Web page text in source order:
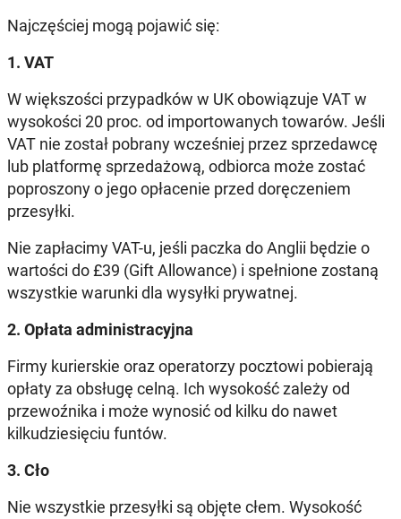
Najczęściej mogą pojawić się:
1. VAT
W większości przypadków w UK obowiązuje VAT w
wysokości 20 proc. od importowanych towarów. Jeśli
VAT nie został pobrany wcześniej przez sprzedawcę
lub platformę sprzedażową, odbiorca może zostać
poproszony o jego opłacenie przed doręczeniem
przesyłki.
Nie zapłacimy VAT-u, jeśli paczka do Anglii będzie o
wartości do £39 (Gift Allowance) i spełnione zostaną
wszystkie warunki dla wysyłki prywatnej.
2. Opłata administracyjna
Firmy kurierskie oraz operatorzy pocztowi pobierają
opłaty za obsługę celną. Ich wysokość zależy od
przewoźnika i może wynosić od kilku do nawet
kilkudziesięciu funtów.
3. Cło
Nie wszystkie przesyłki są objęte cłem. Wysokość